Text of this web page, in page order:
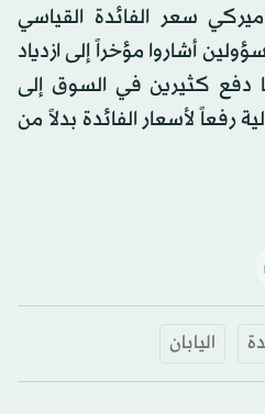
سعر الفائدة القياسي
أشاروا مؤخراً إلى ازدياد
دفع كثيرين في السوق إلى
رفعاً لأسعار الفائدة بدلاً من
اليابان